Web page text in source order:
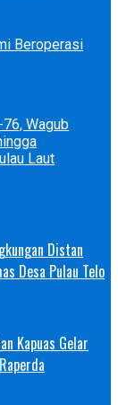
Beroperasi
Wagub
Laut
Distan
Desa Pulau Telo
Kapuas Gelar